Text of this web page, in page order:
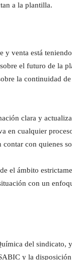
a la plantilla.
venta está
el futuro de la
la continuidad
clara y
en cualquier
con quienes
el ámbito
con un
del sindicato, y
y la